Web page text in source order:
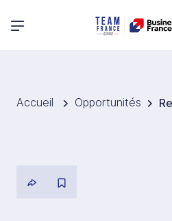
Menu principal
Accueil Opportunités